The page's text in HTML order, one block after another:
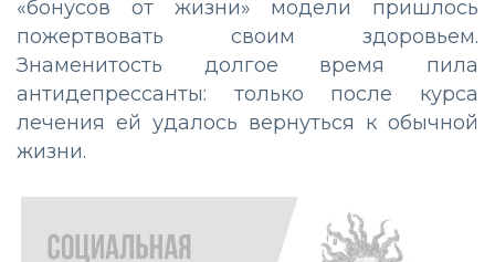
«бонусов от жизни» модели пришлось
пожертвовать своим здоровьем.
Знаменитость долгое время пила
антидепрессанты: только после курса
лечения ей удалось вернуться к обычной
жизни.